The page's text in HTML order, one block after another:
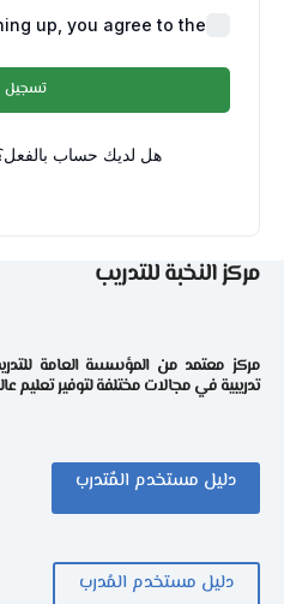
up, you agree to the
تسجيل
هل لديك حساب
مركز النخبة للتدريب
مركز معتمد من المؤسسة العامة
تدريبية في مجالات مختلفة لتوفير تعليم
دليل مستخدم المٌتدرب
دليل مستخدم المُدرب